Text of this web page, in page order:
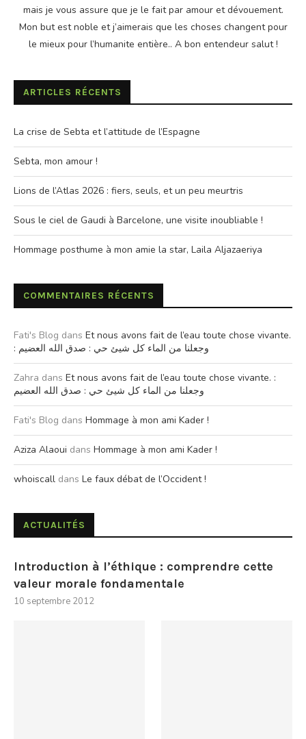
mais je vous assure que je le fait par amour et dévouement.
Mon but est noble et j’aimerais que les choses changent pour
le mieux pour l’humanite entière.. A bon entendeur salut !
ARTICLES RÉCENTS
La crise de Sebta et l’attitude de l’Espagne
Sebta, mon amour !
Lions de l’Atlas 2026 : fiers, seuls, et un peu meurtris
Sous le ciel de Gaudi à Barcelone, une visite inoubliable !
Hommage posthume à mon amie la star, Laila Aljazaeriya
COMMENTAIRES RÉCENTS
Fati's Blog dans Et nous avons fait de l’eau toute chose vivante.
: وجعلنا من الماء كل شيئ حي : صدق الله العضيم
Zahra dans Et nous avons fait de l’eau toute chose vivante. :
وجعلنا من الماء كل شيئ حي : صدق الله العضيم
Fati's Blog dans Hommage à mon ami Kader !
Aziza Alaoui dans Hommage à mon ami Kader !
whoiscall dans Le faux débat de l’Occident !
ACTUALITÉS
Introduction à l’éthique : comprendre cette
valeur morale fondamentale
10 septembre 2012